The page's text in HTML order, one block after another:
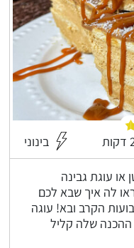
בינוני
או עוגת גבינה
לה איך שבא לכם
הקרב ובא! עוגה
ההכנה שלה קליל